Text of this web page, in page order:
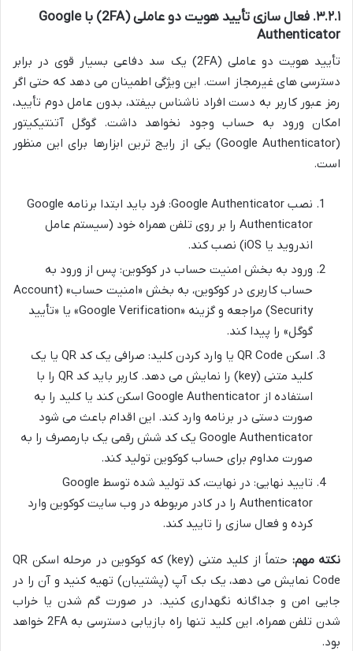
۳.۲.۱. فعال سازی تأیید هویت دو عاملی (2FA) با Google
Authenticator
تأیید هویت دو عاملی (2FA) یک سد دفاعی بسیار قوی در برابر
دسترسی های غیرمجاز است. این ویژگی اطمینان می دهد که حتی اگر
رمز عبور کاربر به دست افراد ناشناس بیفتد، بدون عامل دوم تأیید،
امکان ورود به حساب وجود نخواهد داشت. گوگل آتنتیکیتور
(Google Authenticator) یکی از رایج ترین ابزارها برای این منظور
است.
نصب Google Authenticator: فرد باید ابتدا برنامه Google
Authenticator را بر روی تلفن همراه خود (سیستم عامل
اندروید یا iOS) نصب کند.
ورود به بخش امنیت حساب در کوکوین: پس از ورود به
حساب کاربری در کوکوین، به بخش «امنیت حساب» (Account
Security) مراجعه و گزینه «Google Verification» یا «تأیید
گوگل» را پیدا کند.
اسکن QR Code یا وارد کردن کلید: صرافی یک کد QR یا یک
کلید متنی (key) را نمایش می دهد. کاربر باید کد QR را با
استفاده از Google Authenticator اسکن کند یا کلید را به
صورت دستی در برنامه وارد کند. این اقدام باعث می شود
Google Authenticator یک کد شش رقمی یک بارمصرف را به
صورت مداوم برای حساب کوکوین تولید کند.
تایید نهایی: در نهایت، کد تولید شده توسط Google
Authenticator را در کادر مربوطه در وب سایت کوکوین وارد
کرده و فعال سازی را تایید کند.
نکته مهم:
حتماً از کلید متنی (key) که کوکوین در مرحله اسکن QR
Code نمایش می دهد، یک بک آپ (پشتیبان) تهیه کنید و آن را در
جایی امن و جداگانه نگهداری کنید. در صورت گم شدن یا خراب
شدن تلفن همراه، این کلید تنها راه بازیابی دسترسی به 2FA خواهد
بود.